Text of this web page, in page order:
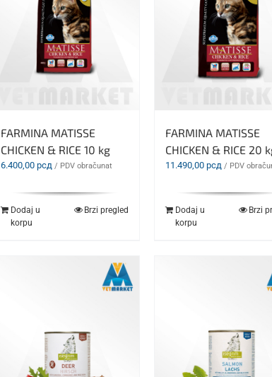
FARMINA MATISSE
CHICKEN & RICE 10 kg
6.400,00 рсд / PDV obračunat
Dodaj u
korpu
Brzi pregled
FARMINA MATISSE
CHICKEN & RICE 20
11.490,00 рсд / PDV
Dodaj u
korpu
Brzi